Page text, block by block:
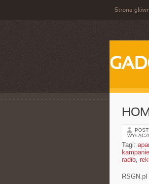
Strona
Tagi:
radio,